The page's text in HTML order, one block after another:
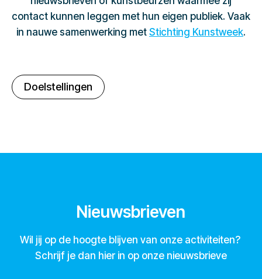
contact kunnen leggen met hun eigen publiek. Vaak
in nauwe samenwerking met Stichting Kunstweek.
Doelstellingen
Nieuwsbrieven
Wil jij op de hoogte blijven van onze activiteiten?
Schrijf je dan hier in op onze nieuwsbrieve